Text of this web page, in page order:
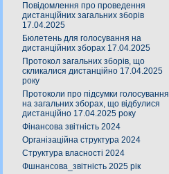
Повідомлення про проведення
дистанційних загальних зборів
17.04.2025
Бюлетень для голосування на
дистанційних зборах 17.04.2025
Протокол загальних зборів, що
скликалися дистанційно 17.04.2025
року
Протоколи про підсумки голосування
на загальних зборах, що відбулися
дистанційно 17.04.2025 року
Фінансова звітність 2024
Організаційна структура 2024
Структура власності 2024
Фшнансова_звітність 2025 рік